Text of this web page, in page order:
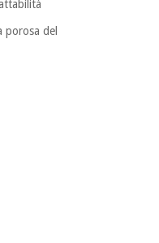
porosa del